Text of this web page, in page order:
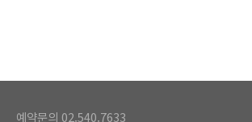
예약문의 02.540.7633